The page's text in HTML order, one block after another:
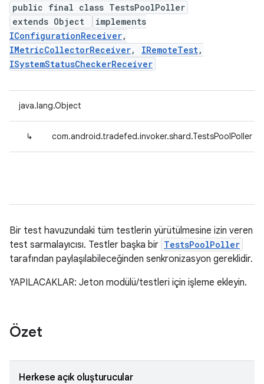
public final class TestsPoolPoller
extends Object
implements
IConfigurationReceiver,
IMetricCollectorReceiver, IRemoteTest,
ISystemStatusCheckerReceiver
java.lang.Object
↳ com.android.tradefed.invoker.shard.TestsPoolPoller
Bir test havuzundaki tüm testlerin yürütülmesine izin veren
test sarmalayıcısı. Testler başka bir TestsPoolPoller
tarafından paylaşılabileceğinden senkronizasyon gereklidir.
YAPILACAKLAR: Jeton modülü/testleri için işleme ekleyin.
Özet
Herkese açık oluşturucular